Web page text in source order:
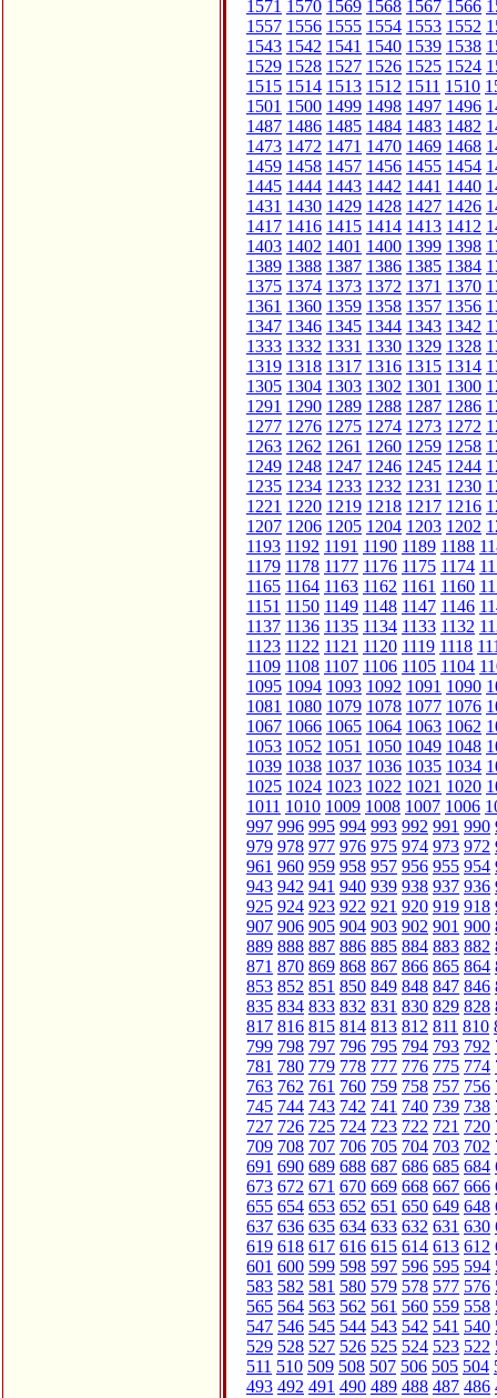
1571 1570 1569 1568 1567 1566
1557 1556 1555 1554 1553 1552
1543 1542 1541 1540 1539 1538
1529 1528 1527 1526 1525 1524
1515 1514 1513 1512 1511 1510
1501 1500 1499 1498 1497 1496
1487 1486 1485 1484 1483 1482
1473 1472 1471 1470 1469 1468
1459 1458 1457 1456 1455 1454
1445 1444 1443 1442 1441 1440
1431 1430 1429 1428 1427 1426
1417 1416 1415 1414 1413 1412
1403 1402 1401 1400 1399 1398
1389 1388 1387 1386 1385 1384
1375 1374 1373 1372 1371 1370
1361 1360 1359 1358 1357 1356
1347 1346 1345 1344 1343 1342
1333 1332 1331 1330 1329 1328
1319 1318 1317 1316 1315 1314
1305 1304 1303 1302 1301 1300
1291 1290 1289 1288 1287 1286
1277 1276 1275 1274 1273 1272
1263 1262 1261 1260 1259 1258
1249 1248 1247 1246 1245 1244
1235 1234 1233 1232 1231 1230
1221 1220 1219 1218 1217 1216
1207 1206 1205 1204 1203 1202
1193 1192 1191 1190 1189 1188
1179 1178 1177 1176 1175 1174
1165 1164 1163 1162 1161 1160
1151 1150 1149 1148 1147 1146
1137 1136 1135 1134 1133 1132
1123 1122 1121 1120 1119 1118
1109 1108 1107 1106 1105 1104
1095 1094 1093 1092 1091 1090
1081 1080 1079 1078 1077 1076
1067 1066 1065 1064 1063 1062
1053 1052 1051 1050 1049 1048
1039 1038 1037 1036 1035 1034
1025 1024 1023 1022 1021 1020
1011 1010 1009 1008 1007 1006
997 996 995 994 993 992 991 990
979 978 977 976 975 974 973 972
961 960 959 958 957 956 955 954
943 942 941 940 939 938 937 936
925 924 923 922 921 920 919 918
907 906 905 904 903 902 901 900
889 888 887 886 885 884 883 882
871 870 869 868 867 866 865 864
853 852 851 850 849 848 847 846
835 834 833 832 831 830 829 828
817 816 815 814 813 812 811 810
799 798 797 796 795 794 793 792
781 780 779 778 777 776 775 774
763 762 761 760 759 758 757 756
745 744 743 742 741 740 739 738
727 726 725 724 723 722 721 720
709 708 707 706 705 704 703 702
691 690 689 688 687 686 685 684
673 672 671 670 669 668 667 666
655 654 653 652 651 650 649 648
637 636 635 634 633 632 631 630
619 618 617 616 615 614 613 612
601 600 599 598 597 596 595 594
583 582 581 580 579 578 577 576
565 564 563 562 561 560 559 558
547 546 545 544 543 542 541 540
529 528 527 526 525 524 523 522
511 510 509 508 507 506 505 504
493 492 491 490 489 488 487 486